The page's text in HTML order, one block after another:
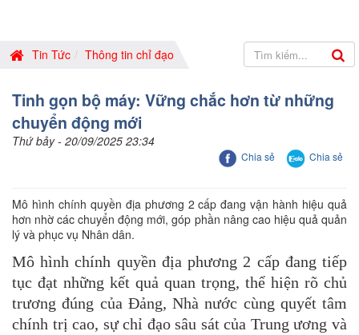
Tin Tức Thông tin chỉ đạo
Tinh gọn bộ máy: Vững chắc hơn từ những
chuyển động mới
Thứ bảy - 20/09/2025 23:34
Chia sẻ Chia sẻ
Mô hình chính quyền địa phương 2 cấp đang vận hành hiệu quả
hơn nhờ các chuyển động mới, góp phần nâng cao hiệu quả quản
lý và phục vụ Nhân dân.
Mô hình chính quyền địa phương 2 cấp đang tiếp
tục đạt những kết quả quan trọng, thể hiện rõ chủ
trương đúng của Đảng, Nhà nước cùng quyết tâm
chính trị cao, sự chỉ đạo sâu sát của Trung ương và